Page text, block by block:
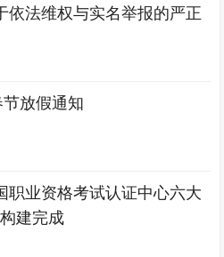
依法维权与实名举报的严正
放假通知
职业资格考试认证中心六大
建完成